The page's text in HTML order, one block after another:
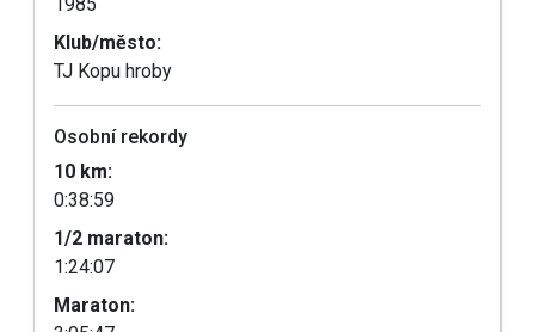
Klub/město:
TJ Kopu hroby
Osobní rekordy
10 km:
0:38:59
1/2 maraton:
1:24:07
Maraton: